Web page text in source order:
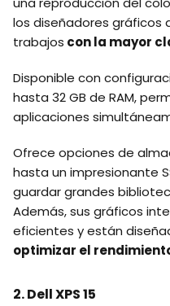
los diseñadores gráficos
trabajos con la mayor
Disponible con
hasta 32 GB de RAM,
aplicaciones
Ofrece opciones de
hasta un impresionante
guardar grandes
Además, sus gráficos
eficientes y están
optimizar el
2. Dell XPS 15